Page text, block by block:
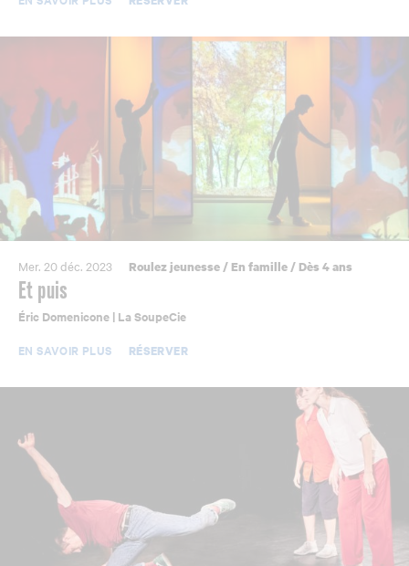
Mer. 20 déc. 2023 Roulez jeunesse/ En famille/ Dès 4 ans
Et puis
Éric Domenicone | La SoupeCie
EN SAVOIR PLUS
RÉSERVER